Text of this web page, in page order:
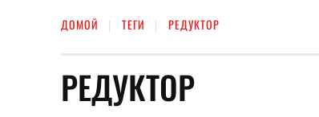
ДОМОЙ ТЕГИ РЕДУКТОР
РЕДУКТОР